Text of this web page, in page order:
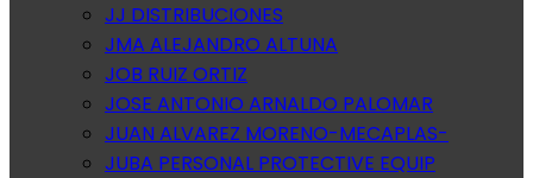
JJ DISTRIBUCIONES
JMA ALEJANDRO ALTUNA
JOB RUIZ ORTIZ
JOSE ANTONIO ARNALDO PALOMAR
JUAN ALVAREZ MORENO-MECAPLAS-
JUBA PERSONAL PROTECTIVE EQUIP